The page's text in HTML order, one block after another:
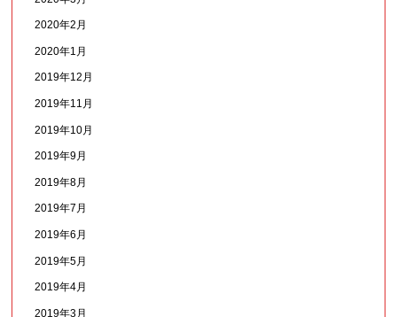
2020年2月
2020年1月
2019年12月
2019年11月
2019年10月
2019年9月
2019年8月
2019年7月
2019年6月
2019年5月
2019年4月
2019年3月